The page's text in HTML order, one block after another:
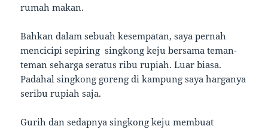
rumah makan.
Bahkan dalam sebuah kesempatan, saya pernah
mencicipi sepiring singkong keju bersama teman-
teman seharga seratus ribu rupiah. Luar biasa.
Padahal singkong goreng di kampung saya harganya
seribu rupiah saja.
Gurih dan sedapnya singkong keju membuat